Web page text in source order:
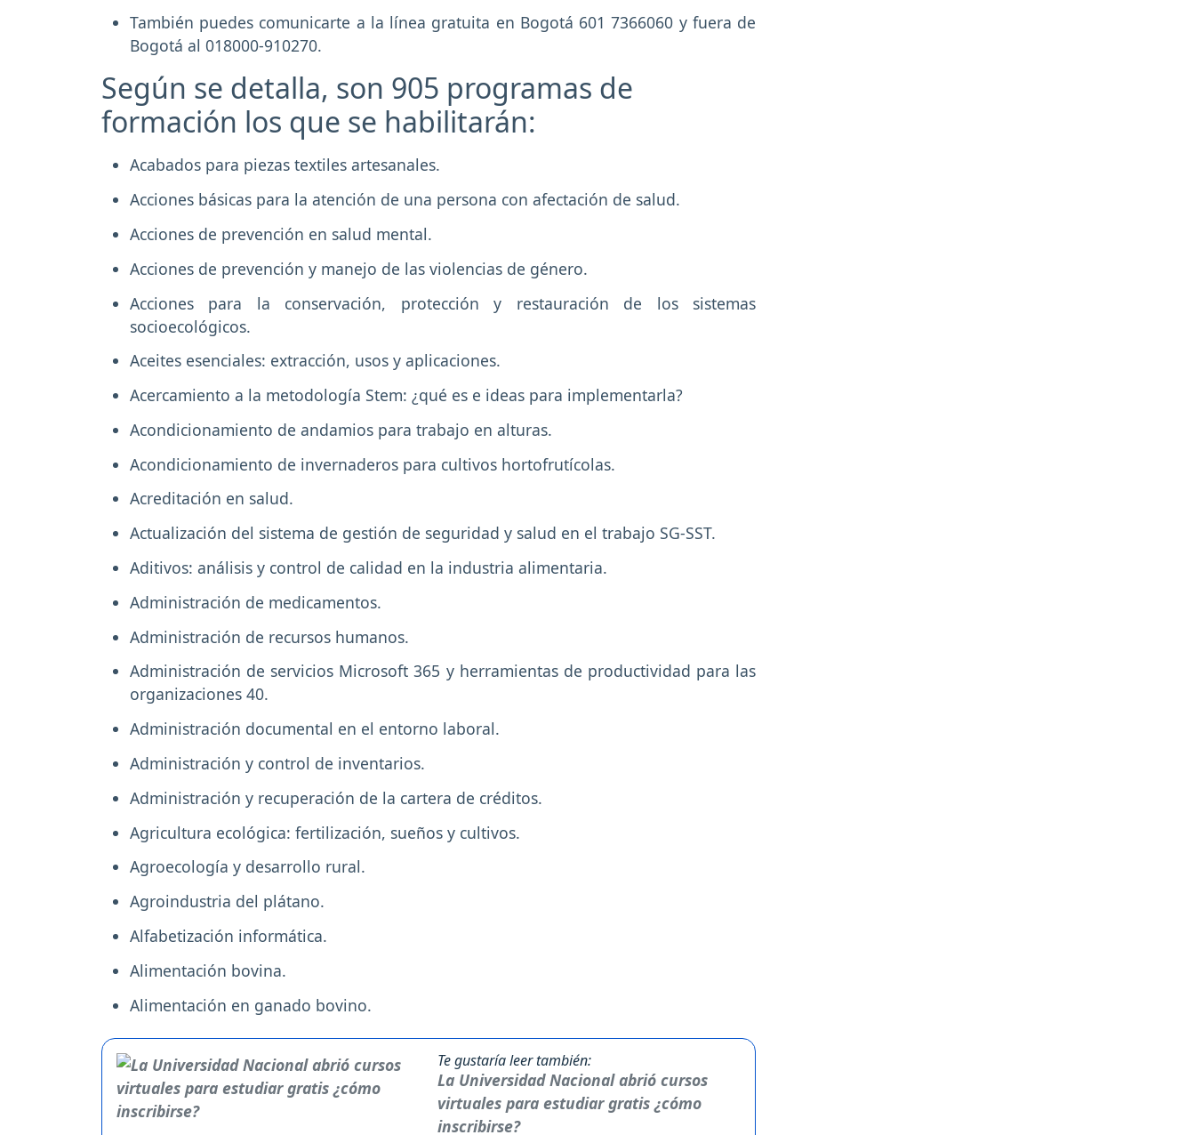
También puedes comunicarte a la línea gratuita en Bogotá 601 7366060 y fuera de
Bogotá al 018000-910270.
Según se detalla, son 905 programas de
formación los que se habilitarán:
Acabados para piezas textiles artesanales.
Acciones básicas para la atención de una persona con afectación de salud.
Acciones de prevención en salud mental.
Acciones de prevención y manejo de las violencias de género.
Acciones para la conservación, protección y restauración de los sistemas
socioecológicos.
Aceites esenciales: extracción, usos y aplicaciones.
Acercamiento a la metodología Stem: ¿qué es e ideas para implementarla?
Acondicionamiento de andamios para trabajo en alturas.
Acondicionamiento de invernaderos para cultivos hortofrutícolas.
Acreditación en salud.
Actualización del sistema de gestión de seguridad y salud en el trabajo SG-SST.
Aditivos: análisis y control de calidad en la industria alimentaria.
Administración de medicamentos.
Administración de recursos humanos.
Administración de servicios Microsoft 365 y herramientas de productividad para las
organizaciones 40.
Administración documental en el entorno laboral.
Administración y control de inventarios.
Administración y recuperación de la cartera de créditos.
Agricultura ecológica: fertilización, sueños y cultivos.
Agroecología y desarrollo rural.
Agroindustria del plátano.
Alfabetización informática.
Alimentación bovina.
Alimentación en ganado bovino.
Te gustaría leer también:
La Universidad Nacional abrió cursos
virtuales para estudiar gratis ¿cómo
inscribirse?